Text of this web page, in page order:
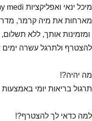
מיכל ינאי ואפליקציות my medi
מארחות את מיה קרמר,
ומזמינות אותך, ללא תשלום,
להצטרף ולתרגל עשרה
מה יהיה?!
תרגול בריאות יומי
למה כדאי לך להצטרף?!